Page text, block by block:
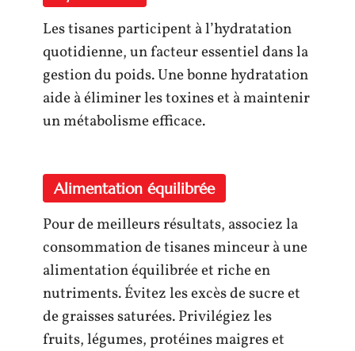
Les tisanes participent à l’hydratation
quotidienne, un facteur essentiel dans la
gestion du poids. Une bonne hydratation
aide à éliminer les toxines et à maintenir
un métabolisme efficace.
Alimentation équilibrée
Pour de meilleurs résultats, associez la
consommation de tisanes minceur à une
alimentation équilibrée et riche en
nutriments. Évitez les excès de sucre et
de graisses saturées. Privilégiez les
fruits, légumes, protéines maigres et